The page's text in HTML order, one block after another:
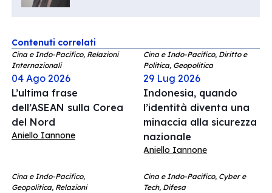
Contenuti correlati
Cina e Indo-Pacifico, Relazioni
Internazionali
04 Ago 2026
L’ultima frase
dell’ASEAN sulla Corea
del Nord
Aniello Iannone
Cina e Indo-Pacifico, Diritto e
Politica, Geopolitica
29 Lug 2026
Indonesia, quando
l’identità diventa una
minaccia alla sicurezza
nazionale
Aniello Iannone
Cina e Indo-Pacifico,
Geopolitica, Relazioni
Cina e Indo-Pacifico, Cyber e
Tech, Difesa